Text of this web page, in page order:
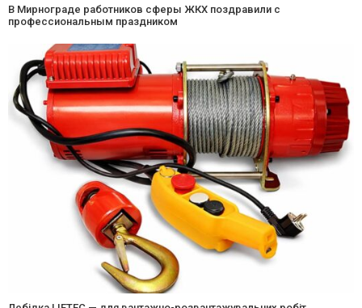
В Мирнограде работников сферы ЖКХ поздравили с
профессиональным праздником